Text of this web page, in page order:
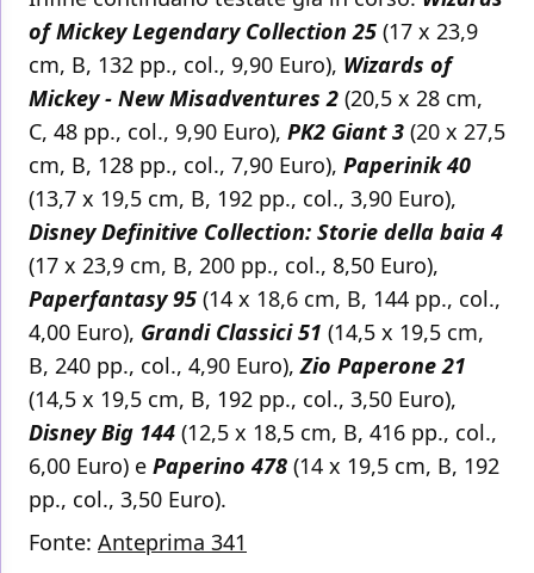
of Mickey Legendary Collection 25 (17 x 23,9
cm, B, 132 pp., col., 9,90 Euro), Wizards of
Mickey - New Misadventures 2 (20,5 x 28 cm,
C, 48 pp., col., 9,90 Euro), PK2 Giant 3 (20 x 27,5
cm, B, 128 pp., col., 7,90 Euro), Paperinik 40
(13,7 x 19,5 cm, B, 192 pp., col., 3,90 Euro),
Disney Definitive Collection: Storie della baia 4
(17 x 23,9 cm, B, 200 pp., col., 8,50 Euro),
Paperfantasy 95 (14 x 18,6 cm, B, 144 pp., col.,
4,00 Euro), Grandi Classici 51 (14,5 x 19,5 cm,
B, 240 pp., col., 4,90 Euro),Zio Paperone 21
(14,5 x 19,5 cm, B, 192 pp., col., 3,50 Euro),
Disney Big 144 (12,5 x 18,5 cm, B, 416 pp., col.,
6,00 Euro) e Paperino 478 (14 x 19,5 cm, B, 192
pp., col., 3,50 Euro).
Fonte: Anteprima 341